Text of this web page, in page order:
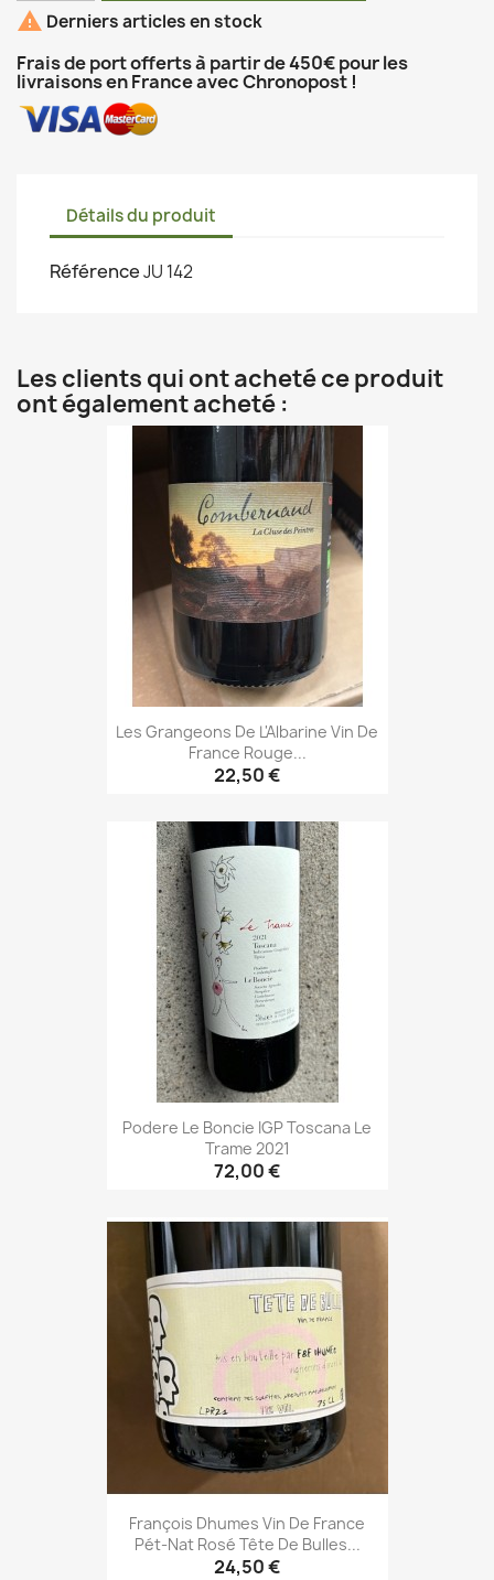
 Derniers articles en stock
Frais de port offerts à partir de 450€ pour les
livraisons en France avec Chronopost !
Détails du produit
RéférenceJU 142
Les clients qui ont acheté ce produit
ont également acheté :
Les Grangeons De L'Albarine Vin De
France Rouge...
22,50 €
Podere Le Boncie IGP Toscana Le
Trame 2021
72,00 €
François Dhumes Vin De France
Pét-Nat Rosé Tête De Bulles...
24,50 €